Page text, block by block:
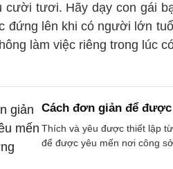
cười tươi. Hãy dạy con gái
đứng lên khi có người lớn
làm việc riêng trong lúc
Cách đơn giản để
Thích và yêu được thiết lập
để được yêu mến nơi công